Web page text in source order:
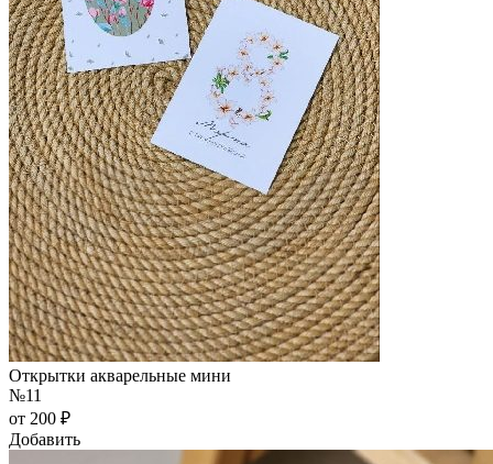
Открытки акварельные мини
№11
от 200 ₽
Добавить